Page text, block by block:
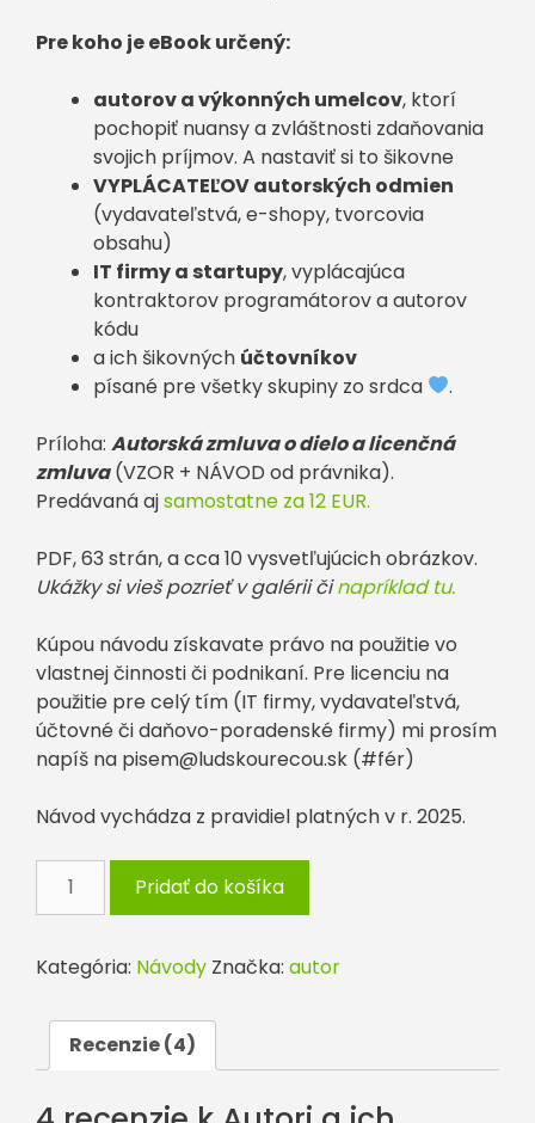
Pre koho je eBook určený:
autorov a výkonných umelcov, ktorí
pochopiť nuansy a zvláštnosti zdaňovania
svojich príjmov. A nastaviť si to šikovne
VYPLÁCATEĽOV autorských odmien
(vydavateľstvá, e-shopy, tvorcovia
obsahu)
IT firmy a startupy, vyplácajúca
kontraktorov programátorov a autorov
kódu
a ich šikovných účtovníkov
písané pre všetky skupiny zo srdca
.
Príloha: Autorská zmluva o dielo a licenčná
zmluva(VZOR + NÁVOD od právnika).
Predávaná ajsamostatne za 12 EUR.
PDF, 63 strán, a cca 10 vysvetľujúcich obrázkov.
Ukážky si vieš pozrieť v galérii činapríklad tu.
Kúpou návodu získavate právo na použitie vo
vlastnej činnosti či podnikaní. Pre licenciu na
použitie pre celý tím (IT firmy, vydavateľstvá,
účtovné či daňovo-poradenské firmy) mi prosím
napíš na pisem@ludskourecou.sk (#fér)
Návod vychádza z pravidiel platných v r. 2025.
množstvo
Autori
ich
príjmy:
dane,
odvody,
tipy
&
Pridať do košíka
Kategória: Návody Značka: autor
Recenzie (4)